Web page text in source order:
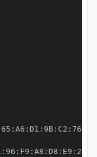
65 : A6 : D1 : 9B: C2 : 76
: 96 : F9 : A8 : D8 : E9 : 28